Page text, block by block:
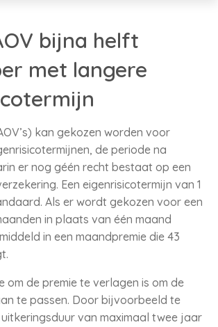
bijna helft
met langere
kan gekozen worden voor
de periode na
er nog géén recht bestaat op een
Een eigenrisicotermijn van 1
Als er wordt gekozen voor een
in plaats van één maand
in een maandpremie die 43
om de premie te verlagen is om de
te passen. Door bijvoorbeeld te
uitkeringsduur van maximaal twee jaar